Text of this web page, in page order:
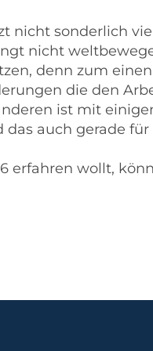
nicht sonderlich
nicht
denn zum einen
die den
ist mit
auch gerade
erfahren wollt,